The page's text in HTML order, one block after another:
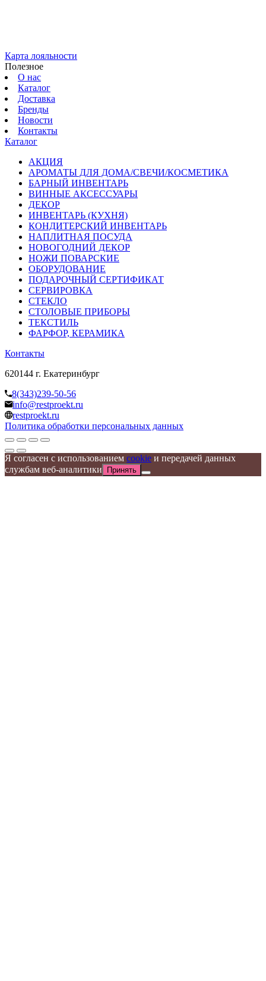
Карта лояльности
Полезное
О нас
Каталог
Доставка
Бренды
Новости
Контакты
Каталог
АКЦИЯ
АРОМАТЫ ДЛЯ ДОМА/СВЕЧИ/КОСМЕТИКА
БАРНЫЙ ИНВЕНТАРЬ
ВИННЫЕ АКСЕССУАРЫ
ДЕКОР
ИНВЕНТАРЬ (КУХНЯ)
КОНДИТЕРСКИЙ ИНВЕНТАРЬ
НАПЛИТНАЯ ПОСУДА
НОВОГОДНИЙ ДЕКОР
НОЖИ ПОВАРСКИЕ
ОБОРУДОВАНИЕ
ПОДАРОЧНЫЙ СЕРТИФИКАТ
СЕРВИРОВКА
СТЕКЛО
СТОЛОВЫЕ ПРИБОРЫ
ТЕКСТИЛЬ
ФАРФОР, КЕРАМИКА
Контакты
620144 г. Екатеринбург
8(343)239-50-56
info@restproekt.ru
restproekt.ru
Политика обработки персональных данных
Я согласен с использованием cookie и передачей данных
службам веб-аналитики
Принять